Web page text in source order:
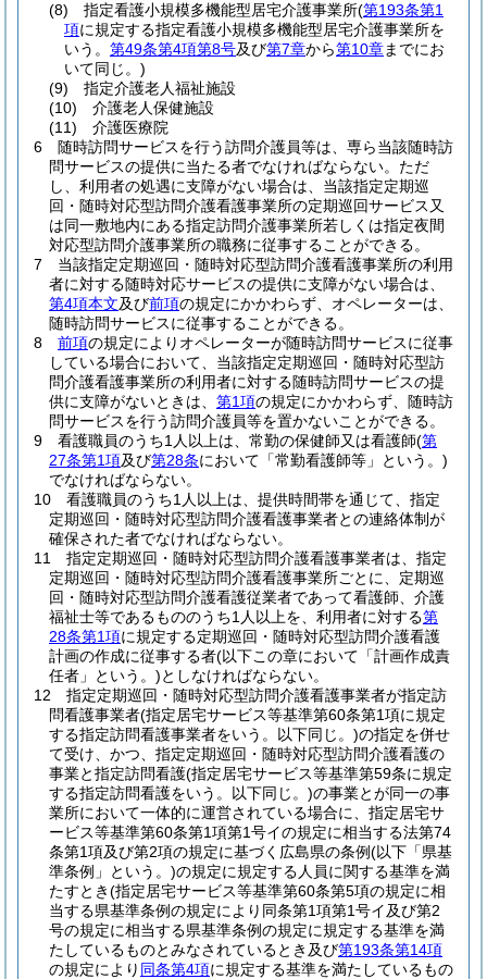
(8)
指定看護小規模多機能型居宅介護事業所(第193条第1
項に規定する指定看護小規模多機能型居宅介護事業所を
いう。 第49条第4項第8号及び第7章から第10章までにお
いて同じ。)
(9)
指定介護老人福祉施設
(10)
介護老人保健施設
(11)
介護医療院
6
随時訪問サービスを行う訪問介護員等は、専ら当該随時訪
問サービスの提供に当たる者でなければならない。 ただ
し、利用者の処遇に支障がない場合は、当該指定定期巡
回・随時対応型訪問介護看護事業所の定期巡回サービス又
は同一敷地内にある指定訪問介護事業所若しくは指定夜間
対応型訪問介護事業所の職務に従事することができる。
7
当該指定定期巡回・随時対応型訪問介護看護事業所の利用
者に対する随時対応サービスの提供に支障がない場合は、
第4項本文及び前項の規定にかかわらず、オペレーターは、
随時訪問サービスに従事することができる。
8
前項の規定によりオペレーターが随時訪問サービスに従事
している場合において、当該指定定期巡回・随時対応型訪
問介護看護事業所の利用者に対する随時訪問サービスの提
供に支障がないときは、 第1項の規定にかかわらず、随時訪
問サービスを行う訪問介護員等を置かないことができる。
9
看護職員のうち1人以上は、常勤の保健師又は看護師(第
27条第1項及び第28条において「常勤看護師等」という。)
でなければならない。
10
看護職員のうち1人以上は、提供時間帯を通じて、指定
定期巡回・随時対応型訪問介護看護事業者との連絡体制が
確保された者でなければならない。
11
指定定期巡回・随時対応型訪問介護看護事業者は、指定
定期巡回・随時対応型訪問介護看護事業所ごとに、定期巡
回・随時対応型訪問介護看護従業者であって看護師、介護
福祉士等であるもののうち1人以上を、利用者に対する第
28条第1項に規定する定期巡回・随時対応型訪問介護看護
計画の作成に従事する者(以下この章において「計画作成責
任者」という。)としなければならない。
12
指定定期巡回・随時対応型訪問介護看護事業者が指定訪
問看護事業者(指定居宅サービス等基準第60条第1項に規定
する指定訪問看護事業者をいう。以下同じ。)の指定を併せ
て受け、かつ、指定定期巡回・随時対応型訪問介護看護の
事業と指定訪問看護(指定居宅サービス等基準第59条に規定
する指定訪問看護をいう。以下同じ。)の事業とが同一の事
業所において一体的に運営されている場合に、指定居宅サ
ービス等基準第60条第1項第1号イの規定に相当する法第74
条第1項及び第2項の規定に基づく広島県の条例(以下「県基
準条例」という。)の規定に規定する人員に関する基準を満
たすとき(指定居宅サービス等基準第60条第5項の規定に相
当する県基準条例の規定により同条第1項第1号イ及び第2
号の規定に相当する県基準条例の規定に規定する基準を満
たしているものとみなされているとき及び第193条第14項
の規定により 同条第4項に規定する基準を満たしているもの